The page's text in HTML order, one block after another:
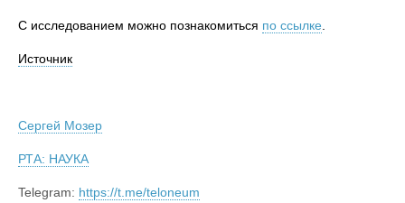
С исследованием можно познакомиться по ссылке
Источник
Сергей Мозер
РТА: НАУКА
Telegram: https://t.me/teloneum